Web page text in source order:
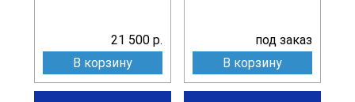
21 500 р.
В корзину
под заказ
В корзину